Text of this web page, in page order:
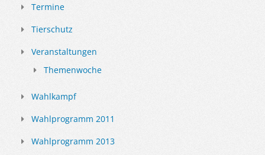
Termine
Tierschutz
Veranstaltungen
Themenwoche
Wahlkampf
Wahlprogramm 2011
Wahlprogramm 2013